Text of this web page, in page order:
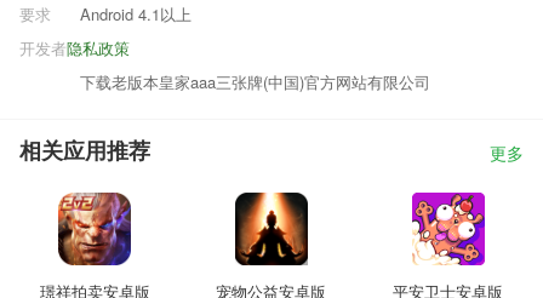
要求
Android 4.1以上
隐私政策
开发者
下载老版本皇家aaa三张牌(中国)官方网站有限公司
相关应用推荐 更多
璟祥拍卖安卓版 宠物公益安卓版 平安卫士安卓版